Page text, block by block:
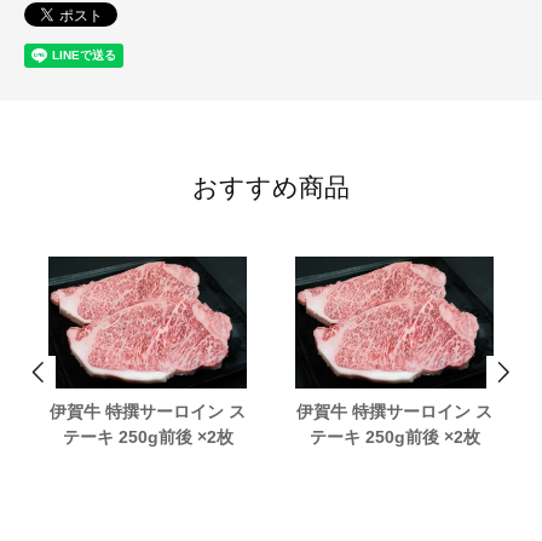
おすすめ商品
伊賀牛 特撰サーロイン ス
テーキ 250g前後 ×2枚
伊賀牛 特撰サーロイン ス
テーキ 250g前後 ×2枚